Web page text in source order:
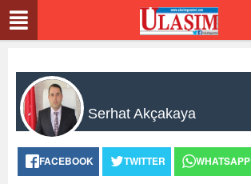
Serhat Akçakaya
FACEBOOK TWITTER WHATSAPP